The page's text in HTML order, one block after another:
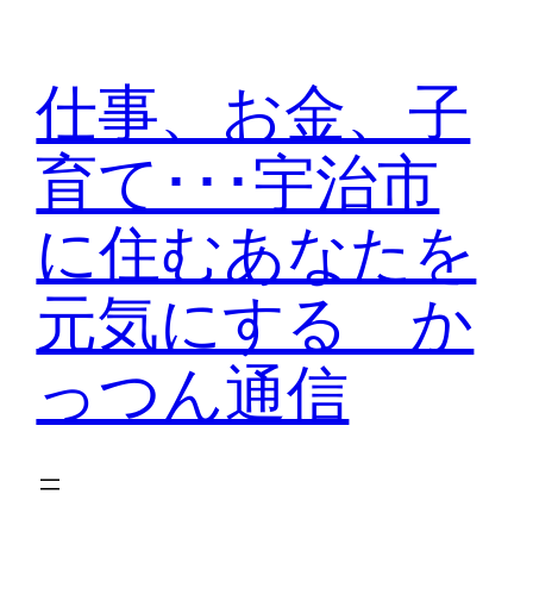
仕事、お金、子
育て･･･宇治市
に住むあなたを
元気にする か
っつん通信